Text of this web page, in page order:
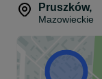
Pruszków,
Mazowieckie